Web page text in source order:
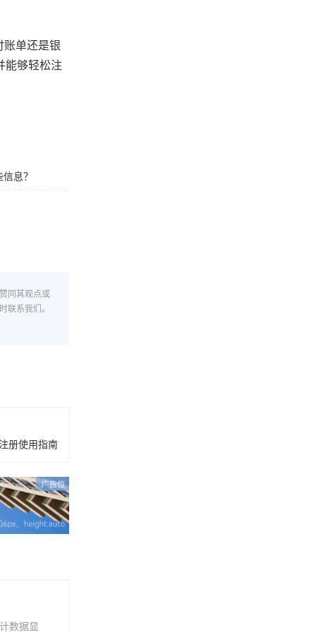
单还是银
能够轻松注
息？
同其观点或
联系我们。
册使用指南
数据显